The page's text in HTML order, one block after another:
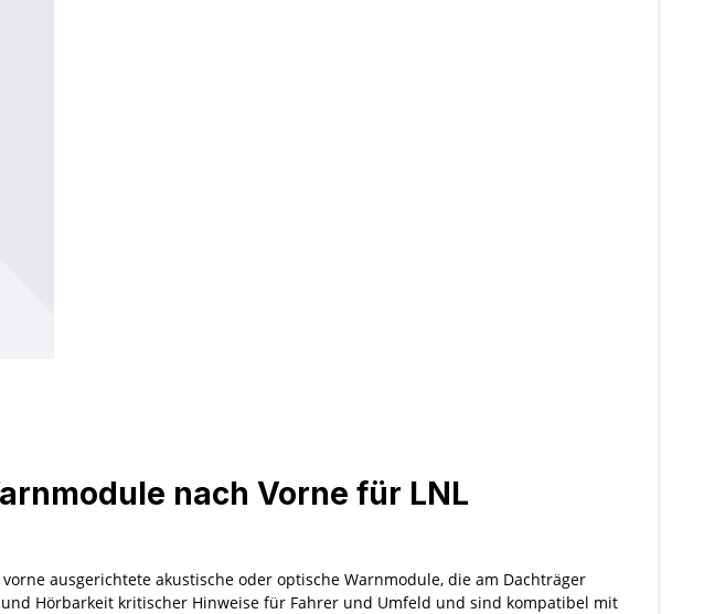
nach Vorne für LNL
ausgerichtete akustische oder optische Warnmodule, die am Dachträger
Hörbarkeit kritischer Hinweise für Fahrer und Umfeld und sind kompatibel mit